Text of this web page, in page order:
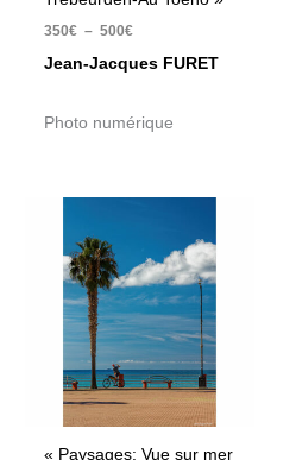
350€ – 500€
Jean-Jacques FURET
Photo numérique
« Paysages: Vue sur mer
350€
à
500€